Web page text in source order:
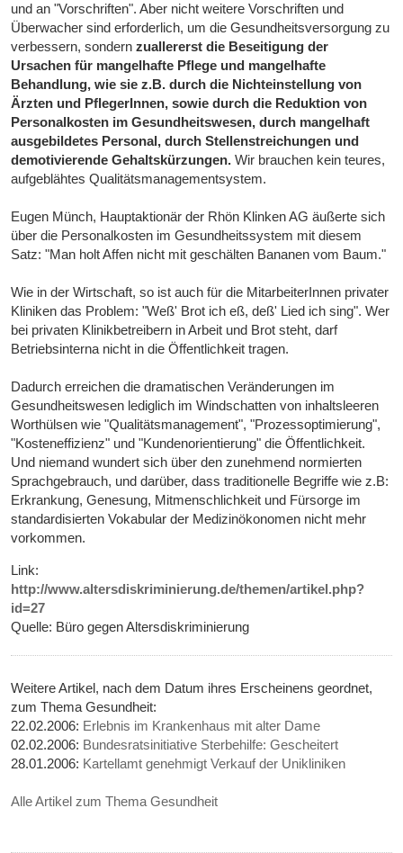
und an "Vorschriften". Aber nicht weitere Vorschriften und
Überwacher sind erforderlich, um die Gesundheitsversorgung zu
verbessern, sondernzuallererst die Beseitigung der
Ursachen für mangelhafte Pflege und mangelhafte
Behandlung, wie sie z.B. durch die Nichteinstellung von
Ärzten und PflegerInnen, sowie durch die Reduktion von
Personalkosten im Gesundheitswesen, durch mangelhaft
ausgebildetes Personal, durch Stellenstreichungen und
demotivierende Gehaltskürzungen. Wir brauchen kein teures,
aufgeblähtes Qualitätsmanagementsystem.
Eugen Münch, Hauptaktionär der Rhön Klinken AG äußerte sich
über die Personalkosten im Gesundheitssystem mit diesem
Satz: "Man holt Affen nicht mit geschälten Bananen vom Baum."
Wie in der Wirtschaft, so ist auch für die MitarbeiterInnen privater
Kliniken das Problem: "Weß' Brot ich eß, deß' Lied ich sing". Wer
bei privaten Klinikbetreibern in Arbeit und Brot steht, darf
Betriebsinterna nicht in die Öffentlichkeit tragen.
Dadurch erreichen die dramatischen Veränderungen im
Gesundheitswesen lediglich im Windschatten von inhaltsleeren
Worthülsen wie "Qualitätsmanagement", "Prozessoptimierung",
"Kosteneffizienz" und "Kundenorientierung" die Öffentlichkeit.
Und niemand wundert sich über den zunehmend normierten
Sprachgebrauch, und darüber, dass traditionelle Begriffe wie z.B:
Erkrankung, Genesung, Mitmenschlichkeit und Fürsorge im
standardisierten Vokabular der Medizinökonomen nicht mehr
vorkommen.
Link:
http://www.altersdiskriminierung.de/themen/artikel.php?
id=27
Quelle: Büro gegen Altersdiskriminierung
Weitere Artikel, nach dem Datum ihres Erscheinens geordnet,
zum Thema Gesundheit:
22.02.2006: Erlebnis im Krankenhaus mit alter Dame
02.02.2006: Bundesratsinitiative Sterbehilfe: Gescheitert
28.01.2006: Kartellamt genehmigt Verkauf der Unikliniken
Alle Artikel zum Thema Gesundheit